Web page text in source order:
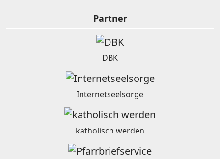
Partner
DBK
Internetseelsorge
katholisch werden